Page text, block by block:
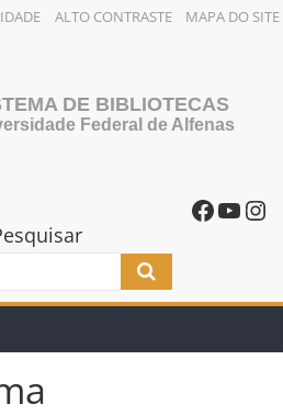
ALTO CONTRASTE MAPA DO SITE
DE BIBLIOTECAS
Federal de Alfenas